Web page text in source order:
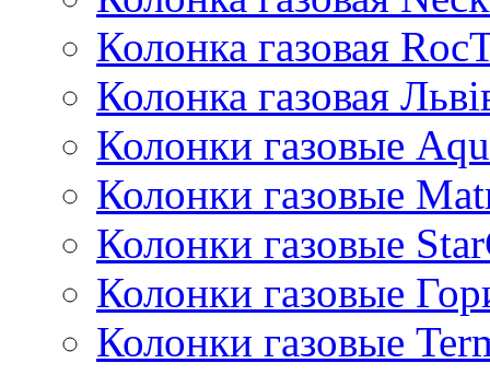
Колонка газовая
Колонка газовая
Колонки газовые
Колонки газовые
Колонки газовые
Колонки газовые
Колонки газовые